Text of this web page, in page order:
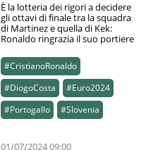
È la lotteria dei rigori a decidere
gli ottavi di finale tra la squadra
di Martinez e quella di Kek:
Ronaldo ringrazia il suo portiere
#CristianoRonaldo
#DiogoCosta
#Euro2024
#Portogallo
#Slovenia
01/07/2024 09:00